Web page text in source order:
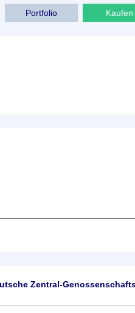
Kaufen
Portfolio
Zentral-